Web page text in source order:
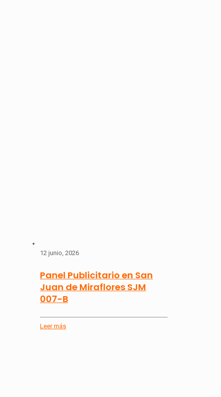
12 junio, 2026
Panel Publicitario en San
Juan de Miraflores SJM
007-B
Leer más